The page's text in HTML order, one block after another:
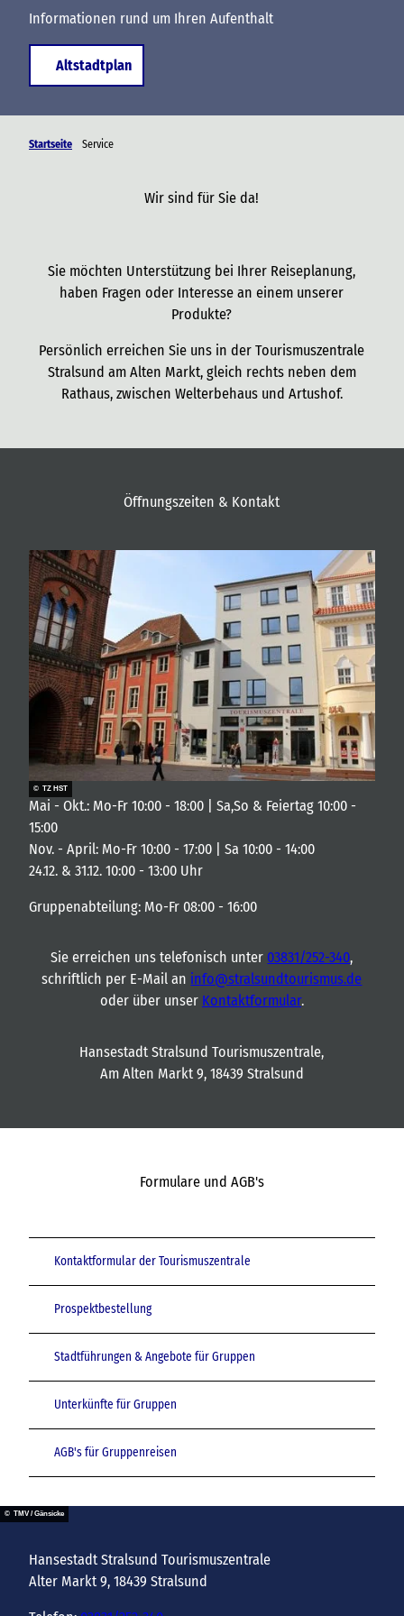
Informationen rund um Ihren Aufenthalt
Altstadtplan
Startseite Service
Wir sind für Sie da!
Sie möchten Unterstützung bei Ihrer Reiseplanung,
haben Fragen oder Interesse an einem unserer
Produkte?
Persönlich erreichen Sie uns in der Tourismuszentrale
Stralsund am Alten Markt, gleich rechts neben dem
Rathaus, zwischen Welterbehaus und Artushof.
Öffnungszeiten & Kontakt
© TZ HST
Mai - Okt.: Mo-Fr 10:00 - 18:00 | Sa,So & Feiertag 10:00 -
15:00
Nov. - April: Mo-Fr 10:00 - 17:00 | Sa 10:00 - 14:00
24.12. & 31.12. 10:00 - 13:00 Uhr
Gruppenabteilung: Mo-Fr 08:00 - 16:00
Sie erreichen uns telefonisch unter 03831/252-340,
schriftlich per E-Mail an info@stralsundtourismus.de
oder über unser Kontaktformular.
Hansestadt Stralsund Tourismuszentrale,
Am Alten Markt 9, 18439 Stralsund
Formulare und AGB's
Kontaktformular der Tourismuszentrale
Prospektbestellung
Stadtführungen & Angebote für Gruppen
Unterkünfte für Gruppen
AGB's für Gruppenreisen
© TMV / Gänsicke
Hansestadt Stralsund Tourismuszentrale
Alter Markt 9, 18439 Stralsund